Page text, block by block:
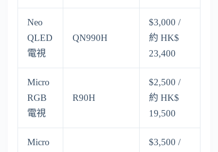
Neo
QLED
電視
QN990H
$3,000 /
約 HK$
23,400
Micro
RGB
電視
R90H
$2,500 /
約 HK$
19,500
Micro
$3,500 /